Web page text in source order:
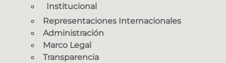
Institucional
Representaciones Internacionales
Administración
Marco Legal
Transparencia